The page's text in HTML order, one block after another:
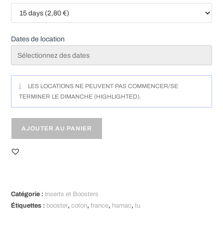
microfibre
Petits
-
TU
Dates de location
LES LOCATIONS NE PEUVENT PAS COMMENCER/SE
TERMINER LE DIMANCHE (HIGHLIGHTED).
AJOUTER AU PANIER
e
Catégorie : Inserts et Boosters
Étiquettes : booster,coton,france, hamac,tu